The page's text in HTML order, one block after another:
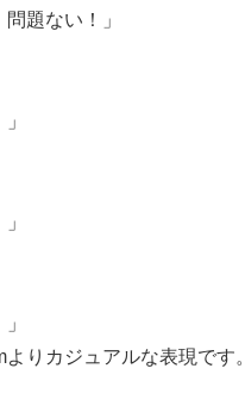
問題ない！」
りカジュアルな表現です。